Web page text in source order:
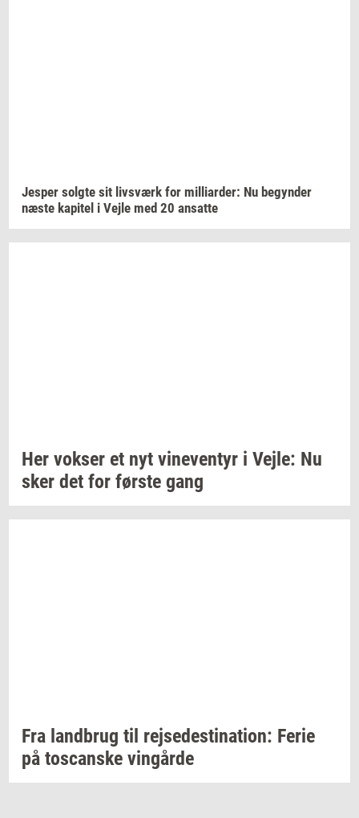
Jes­per solg­te sit livs­værk for mil­li­ar­der: Nu be­gyn­der
næste ka­pi­tel i Vejle med 20 an­sat­te
Her vok­ser et nyt vi­ne­ven­tyr i Vejle: Nu
sker det for før­ste gang
Fra land­brug til rej­se­desti­na­tion: Ferie
på toscan­ske vin­går­de